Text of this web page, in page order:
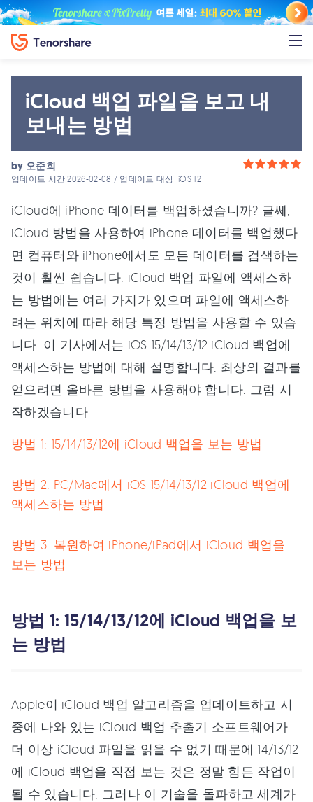
iCloud 백업 파일을 보고 내
보내는 방법
by 오준희
업데이트 시간 2026-02-08 / 업데이트 대상iOS 12
iCloud에 iPhone 데이터를 백업하셨습니까? 글쎄,
iCloud 방법을 사용하여 iPhone 데이터를 백업했다
면 컴퓨터와 iPhone에서도 모든 데이터를 검색하는
것이 훨씬 쉽습니다. iCloud 백업 파일에 액세스하
는 방법에는 여러 가지가 있으며 파일에 액세스하
려는 위치에 따라 해당 특정 방법을 사용할 수 있습
니다. 이 기사에서는 iOS 15/14/13/12 iCloud 백업에
액세스하는 방법에 대해 설명합니다. 최상의 결과를
얻으려면 올바른 방법을 사용해야 합니다. 그럼 시
작하겠습니다.
방법 1: 15/14/13/12에 iCloud 백업을 보는 방법
방법 2: PC/Mac에서 iOS 15/14/13/12 iCloud 백업에
액세스하는 방법
방법 3: 복원하여 iPhone/iPad에서 iCloud 백업을
보는 방법
방법 1: 15/14/13/12에 iCloud 백업을 보
는 방법
Apple이 iCloud 백업 알고리즘을 업데이트하고 시
중에 나와 있는 iCloud 백업 추출기 소프트웨어가
더 이상 iCloud 파일을 읽을 수 없기 때문에 14/13/12
에 iCloud 백업을 직접 보는 것은 정말 힘든 작업이
될 수 있습니다. 그러나 이 기술을 돌파하고 세계가